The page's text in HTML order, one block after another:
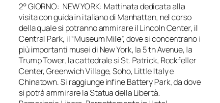
2° GIORNO: NEW YORK: Mattinata dedicata alla
visita con guida in italiano di Manhattan, nel corso
della quale si potranno ammirare il Lincoln Center, il
Central Park, il “Museum Mile”, dove si concentrano i
più importanti musei di New York, la 5 th Avenue, la
Trump Tower, la cattedrale si St. Patrick, Rockfeller
Center, Greenwich Village, Soho, Little Italy e
Chinatown. Si raggiunge infine Battery Park, da dove
si potrà ammirare la Statua della Libertà.